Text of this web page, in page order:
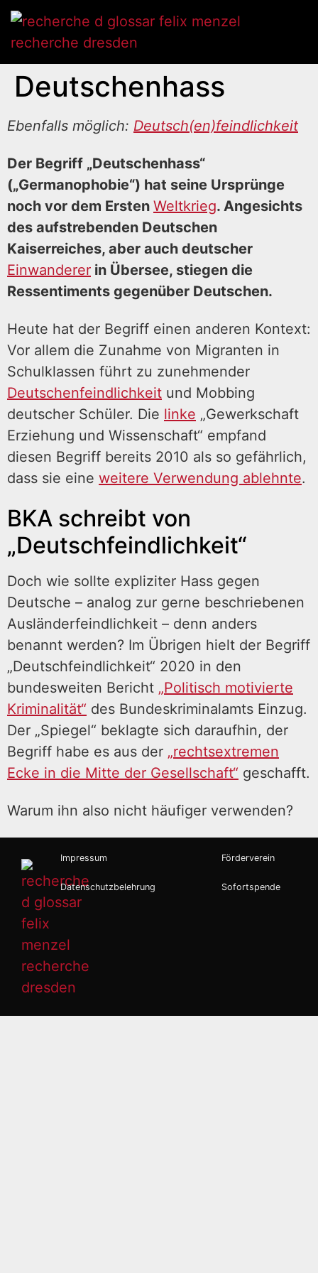
Deutschenhass
Ebenfalls möglich: Deutsch(en)feindlichkeit
Der Begriff „Deutschenhass“
(„Germanophobie“) hat seine Ursprünge
noch vor dem Ersten Weltkrieg. Angesichts
des aufstrebenden Deutschen
Kaiserreiches, aber auch deutscher
Einwanderer in Übersee, stiegen die
Ressentiments gegenüber Deutschen.
Heute hat der Begriff einen anderen Kontext:
Vor allem die Zunahme von Migranten in
Schulklassen führt zu zunehmender
Deutschenfeindlichkeit und Mobbing
deutscher Schüler. Die linke „Gewerkschaft
Erziehung und Wissenschaft“ empfand
diesen Begriff bereits 2010 als so gefährlich,
dass sie eine weitere Verwendung ablehnte.
BKA schreibt von
„Deutschfeindlichkeit“
Doch wie sollte expliziter Hass gegen
Deutsche – analog zur gerne beschriebenen
Ausländerfeindlichkeit – denn anders
benannt werden? Im Übrigen hielt der Begriff
„Deutschfeindlichkeit“ 2020 in den
bundesweiten Bericht „Politisch motivierte
Kriminalität“ des Bundeskriminalamts Einzug.
Der „Spiegel“ beklagte sich daraufhin, der
Begriff habe es aus der „rechtsextremen
Ecke in die Mitte der Gesellschaft“ geschafft.
Warum ihn also nicht häufiger verwenden?
Impressum
Datenschutzbelehrung
Förderverein
Sofortspende